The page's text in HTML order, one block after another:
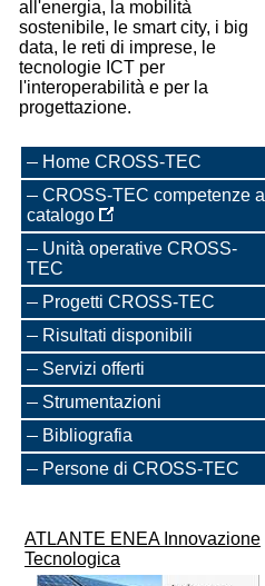
all'energia, la mobilità
sostenibile, le smart city, i big
data, le reti di imprese, le
tecnologie ICT per
l'interoperabilità e per la
progettazione.
Home CROSS-TEC
CROSS-TEC competenze a
catalogo
Unità operative CROSS-
TEC
Progetti CROSS-TEC
Risultati disponibili
Servizi offerti
Strumentazioni
Bibliografia
Persone di CROSS-TEC
ATLANTE ENEA Innovazione
Tecnologica